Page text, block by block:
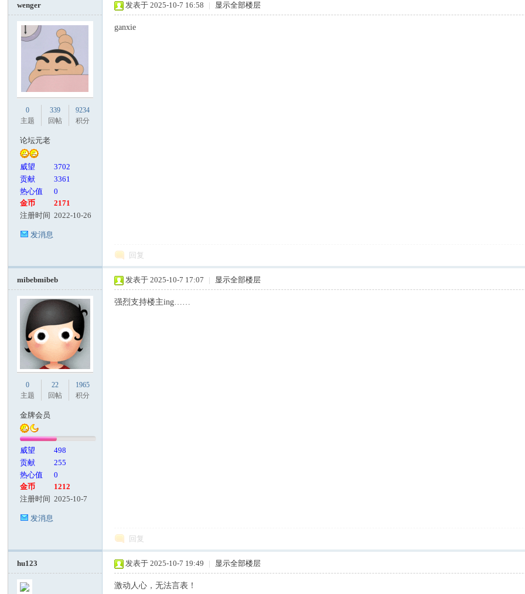
wenger
0
主题
339
回帖
9234
积分
论坛元老
威望
3702
贡献
3361
热心值
0
金币
2171
注册时间 2022-10-26
发消息
发表于 2025-10-7 16:58 | 显示全部楼层
ganxie
回复
mibebmibeb
0
主题
22
回帖
1965
积分
金牌会员
威望
498
贡献
255
热心值
0
金币
1212
注册时间 2025-10-7
发消息
发表于 2025-10-7 17:07 | 显示全部楼层
强烈支持楼主ing……
回复
hu123 发表于 2025-10-7 19:49 | 显示全部楼层
激动人心，无法言表！